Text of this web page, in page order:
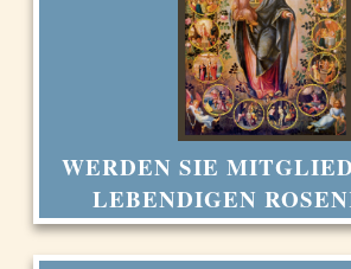
WERDEN SIE
LEBENDIGEN